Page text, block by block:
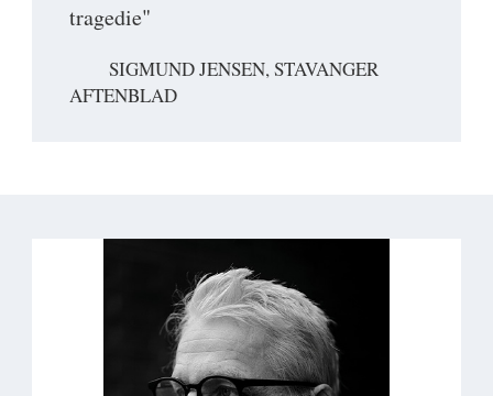
tragedie"
SIGMUND JENSEN, STAVANGER
AFTENBLAD